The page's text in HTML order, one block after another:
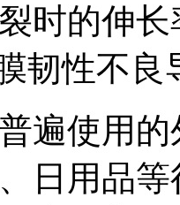
时的伸
韧性不
遍使用
日用品